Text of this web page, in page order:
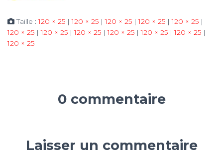
Taille :120 × 25 | 120 × 25 | 120 × 25 | 120 × 25 | 120 × 25 |
120 × 25 | 120 × 25 | 120 × 25 | 120 × 25 | 120 × 25 | 120 × 25 |
120 × 25
0 commentaire
Laisser un commentaire